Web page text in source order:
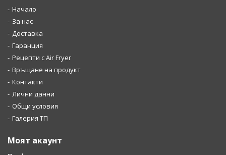
Начало
За нас
Доставка
Гаранция
Рецепти с Air Fryer
Връщане на продукт
Контакти
Лични данни
Общи условия
Галерия ТП
Моят акаунт